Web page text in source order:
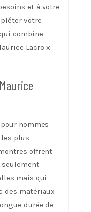
et à votre
votre
combine
Lacroix
hommes
plus
offrent
seulement
mais qui
des matériaux
durée de